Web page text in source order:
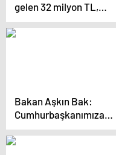
gelen 32 milyon TL,
Aziz Yıldırım dosyasına
gitti”
Bakan Aşkın Bak:
Cumhurbaşkanımıza
iyi bakın çünkü ona
ihtiyacımız var